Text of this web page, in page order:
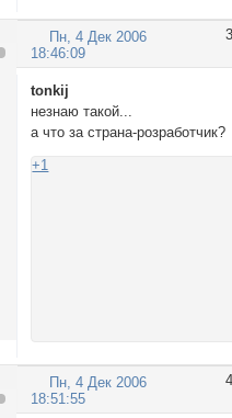
3
Пн, 4 Дек 2006
18:46:09
tonkij
незнаю такой...
а что за страна-розработчик?
+1
4
Пн, 4 Дек 2006
18:51:55